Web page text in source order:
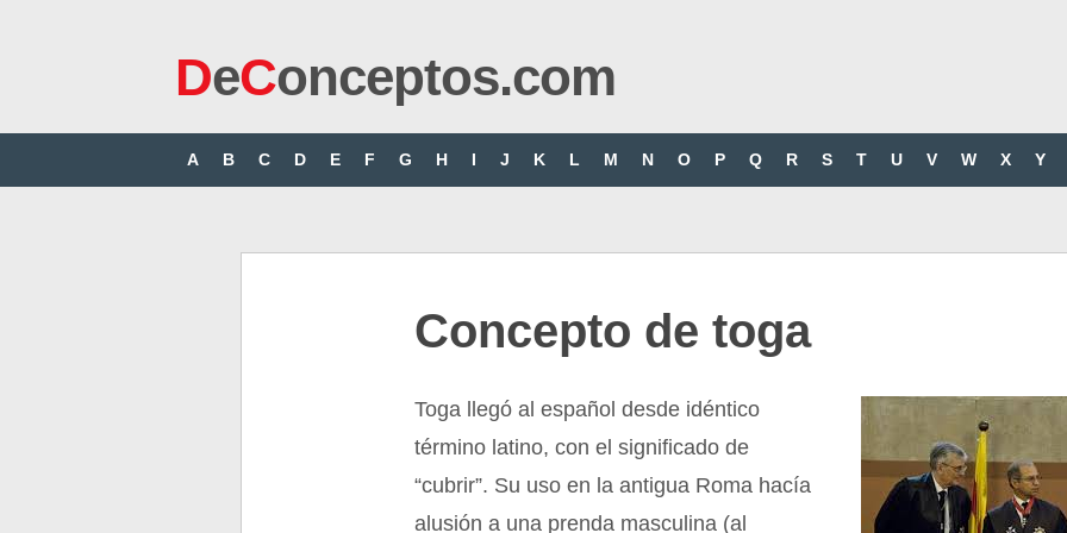
DeConceptos.com
A B C D E F G H I J K L M N O P Q R S T U V W X Y
Concepto de toga
Toga llegó al español desde idéntico
término latino, con el significado de
“cubrir”. Su uso en la antigua Roma hacía
alusión a una prenda masculina (al